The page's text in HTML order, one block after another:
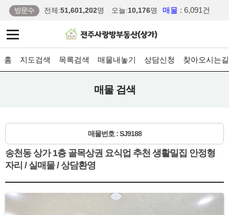
방문수 전체:51,601,202명 오늘:10,176명 매물 : 6,091건
홈 지도검색 목록검색 매물내놓기 상담신청 찾아오시는길
매물 검색
매물번호 : SJ9188
송천동 상가 1층 골목상권 요식업 추천 생활밀집 안정형
자리 / 실매물 / 상담환영